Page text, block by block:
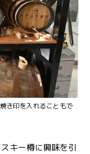
き印を入れることもで
キー樽に興味を引